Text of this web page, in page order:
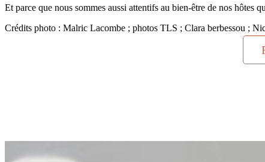
Et parce que nous sommes aussi attentifs au bien-être de nos hôtes
Crédits photo : Malric Lacombe ; photos TLS ; Clara berbessou ;